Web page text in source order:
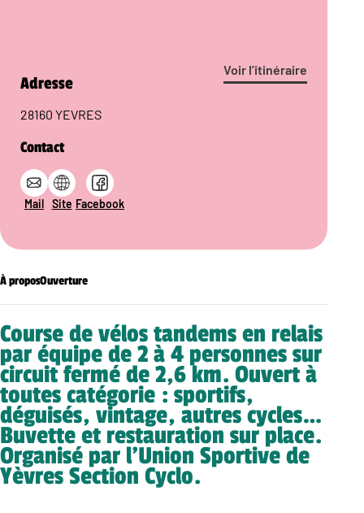
Voir l’itinéraire
Adresse
28160 YEVRES
Contact
Mail Site Facebook
À proposOuverture
Course de vélos tandems en relais
par équipe de 2 à 4 personnes sur
circuit fermé de 2,6 km. Ouvert à
toutes catégorie : sportifs,
déguisés, vintage, autres cycles…
Buvette et restauration sur place.
Organisé par l’Union Sportive de
Yèvres Section Cyclo.